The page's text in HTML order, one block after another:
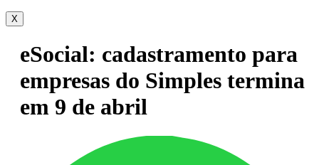
X
eSocial: cadastramento para
empresas do Simples termina
em 9 de abril